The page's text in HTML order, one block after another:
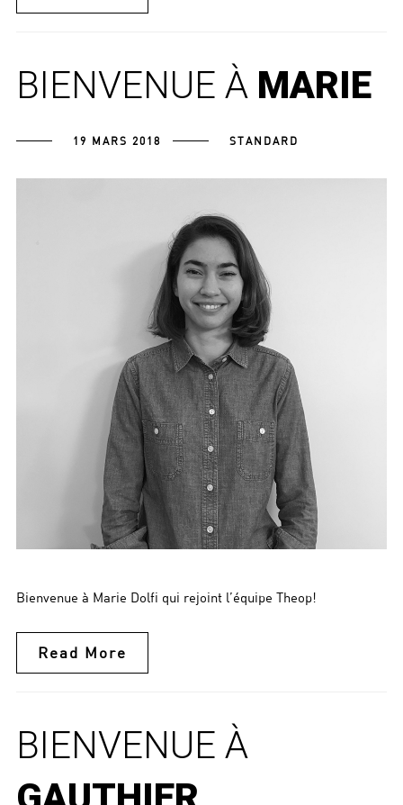
BIENVENUE À MARIE
19 MARS 2018 STANDARD
Bienvenue à Marie Dolfi qui rejoint l’équipe Theop!
Read More
BIENVENUE À